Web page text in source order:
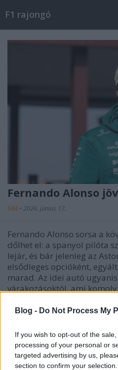
Blog - Do Not Process My
If you wish to opt-out of the
processing of your personal or
targeted advertising by us,
section to confirm your
F1 rajongó
Fernando Alonso
684 • 2026. június 17.
Fernando Alonso sorsa a
dőlhet el: a spanyol pilóta
lejár, és bár jelenleg az
elsődleges opcióként,
marad. Az idei autó
várakozásoktól, ami